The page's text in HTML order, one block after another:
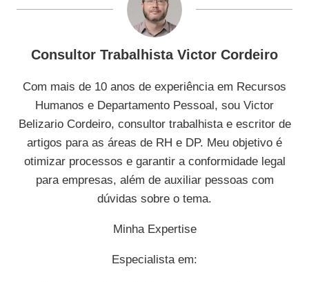
Consultor Trabalhista Victor Cordeiro
Com mais de 10 anos de experiência em Recursos
Humanos e Departamento Pessoal, sou Victor
Belizario Cordeiro, consultor trabalhista e escritor de
artigos para as áreas de RH e DP. Meu objetivo é
otimizar processos e garantir a conformidade legal
para empresas, além de auxiliar pessoas com
dúvidas sobre o tema.
Minha Expertise
Especialista em: